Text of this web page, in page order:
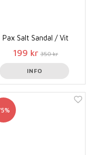
Pax Salt Sandal / Vit
199 kr 350 kr
INFO